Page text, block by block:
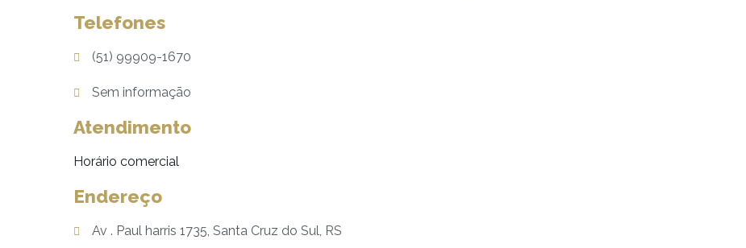
Telefones
(51) 99909-1670
Sem informação
Atendimento
Horário comercial
Endereço
Av . Paul harris 1735, Santa Cruz do Sul, RS